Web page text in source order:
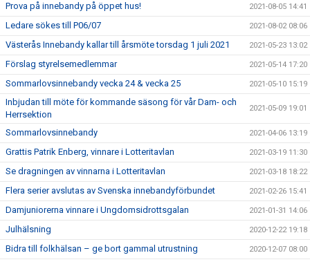
Prova på innebandy på öppet hus! 2021-08-05 14:41
Ledare sökes till P06/07 2021-08-02 08:06
Västerås Innebandy kallar till årsmöte torsdag 1 juli 2021 2021-05-23 13:02
Förslag styrelsemedlemmar 2021-05-14 17:20
Sommarlovsinnebandy vecka 24 & vecka 25 2021-05-10 15:19
Inbjudan till möte för kommande säsong för vår Dam- och
Herrsektion
2021-05-09 19:01
Sommarlovsinnebandy 2021-04-06 13:19
Grattis Patrik Enberg, vinnare i Lotteritavlan 2021-03-19 11:30
Se dragningen av vinnarna i Lotteritavlan 2021-03-18 18:22
Flera serier avslutas av Svenska innebandyförbundet 2021-02-26 15:41
Damjuniorerna vinnare i Ungdomsidrottsgalan 2021-01-31 14:06
Julhälsning 2020-12-22 19:18
Bidra till folkhälsan – ge bort gammal utrustning 2020-12-07 08:00